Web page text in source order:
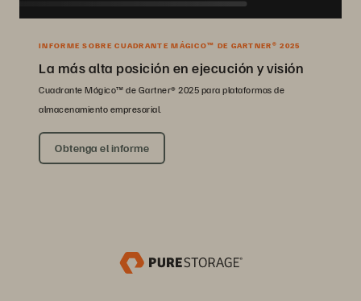
INFORME SOBRE CUADRANTE MÁGICO™ DE GARTNER® 2025
La más alta posición en ejecución y visión
Cuadrante Mágico™ de Gartner® 2025 para plataformas de
almacenamiento empresarial.
Obtenga el informe